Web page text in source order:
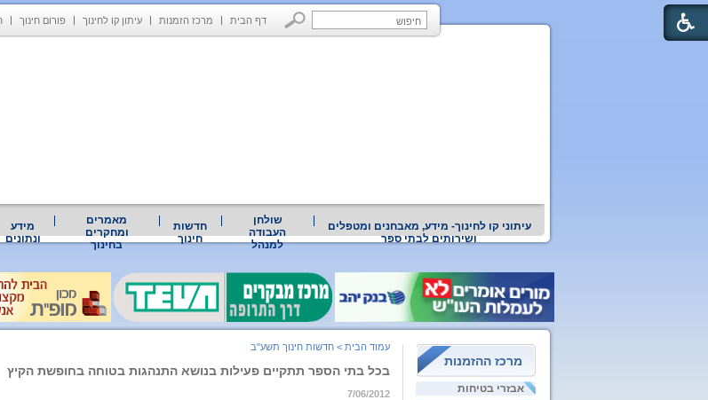
דף הבית מרכז הזמנות עיתון קו לחינוך פורום חינוך
עיתוני קו לחינוך- מידע, מאבחנים ומטפלים
ושירותים לבתי ספר
שולחן
העבודה
למנהל
חדשות
חינוך
מאמרים
ומחקרים
בחינוך
מידע
ונתונים
מרכז ההזמנות
אבזרי בטיחות
עמוד הבית > חדשות חינוך תשע"ב
בכל בתי הספר תתקיים פעילות בנושא התנהגות בטוחה בחופשת הקיץ
7/06/2012